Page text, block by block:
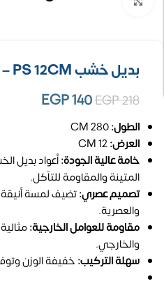
بديل خشب PS 12CM – كود G325
EGP218
EGP140
الطول:
العرض:
خامة عالية الجودة:أعواد بديل
المتينة والمقاومة للتآكل.
تصميم عصري:تضيف لمسة أنيقة
والعصرية.
مقاومة للعوامل الخارجية:
والخارجي.
سهلة التركيب: خفيفة الوزن